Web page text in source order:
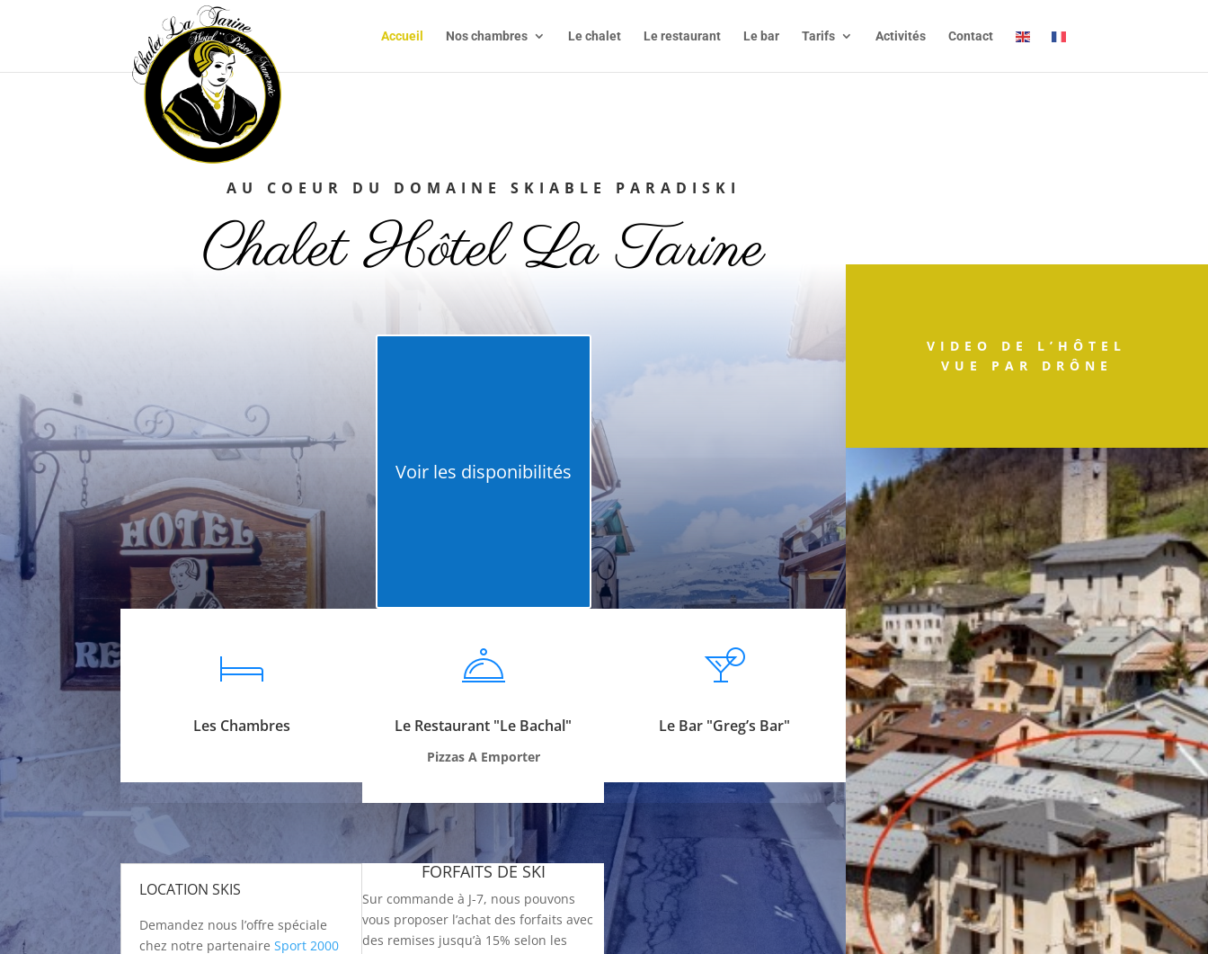
Accueil Nos chambres Le chalet Le restaurant Le bar Tarifs Activités Contact
AU COEUR DU DOMAINE SKIABLE PARADISKI
Chalet Hôtel La Tarine
Voir les disponibilités
Les Chambres Le Restaurant "Le Bachal"
Pizzas A Emporter
Le Bar "Greg’s Bar"
LOCATION SKIS
Demandez nous l’offre spéciale
chez notre partenaireSport 2000
FORFAITS DE SKI
Sur commande à J-7, nous pouvons
vous proposer l’achat des forfaits avec
des remises jusqu’à 15% selon les
VIDEO DE L’HÔTEL
VUE PAR DRÔNE